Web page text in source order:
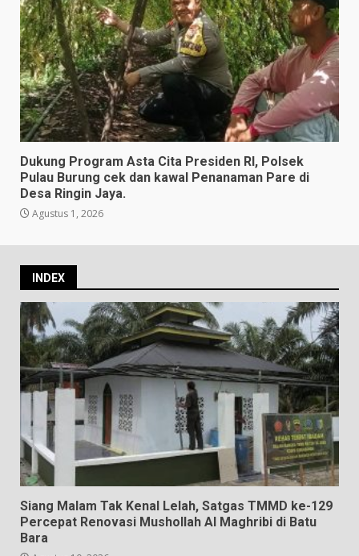
Dukung Program Asta Cita Presiden RI, Polsek
Pulau Burung cek dan kawal Penanaman Pare di
Desa Ringin Jaya.
Agustus 1, 2026
INDEX
Siang Malam Tak Kenal Lelah, Satgas TMMD ke-129
Percepat Renovasi Mushollah Al Maghribi di Batu
Bara